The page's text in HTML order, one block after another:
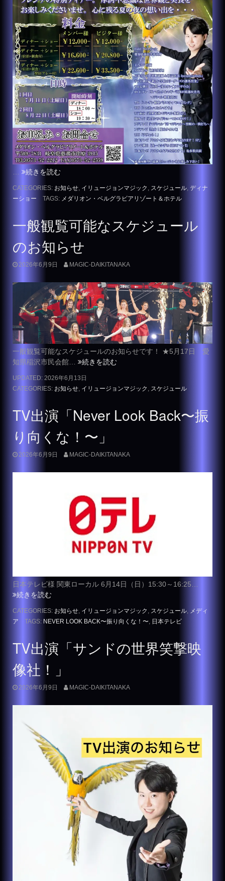
続きを読む
CATEGORIES: お知らせ イリュージョンマジック スケジュール ディナ
ーショー
TAGS: メダリオン・ベルグラビアリゾート＆ホテル
一般観覧可能なスケジュール
のお知らせ
2026年6月9日 MAGIC-DAIKITANAKA
一般観覧可能なスケジュールのお知らせです！ ★5月17日 愛
知県稲沢市民会館…
続きを読む
UPDATED: 2026年6月13日
CATEGORIES: お知らせ, イリュージョンマジック , スケジュール
TV出演「Never Look Back〜振
り向くな！〜」
2026年6月9日 MAGIC-DAIKITANAKA
日本テレビ様 関東ローカル 6月14日（日）15:30～16:25…
続きを読む
CATEGORIES: お知らせ, イリュージョンマジック , スケジュール, メディ
ア
TAGS: NEVER LOOK BACK〜振り向くな！〜, 日本テレビ
TV出演「サンドの世界笑撃映
像社！」
2026年6月9日 MAGIC-DAIKITANAKA